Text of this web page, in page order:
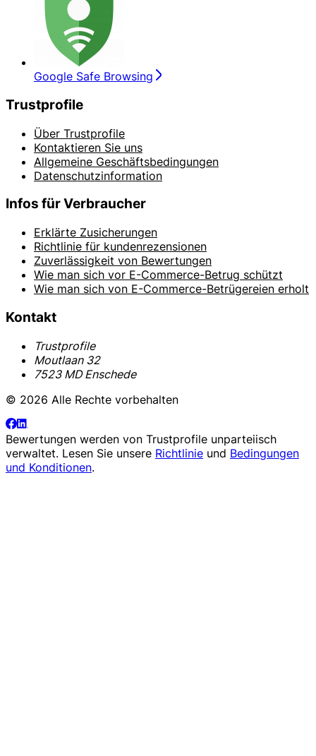
Google Safe Browsing
Trustprofile
Über Trustprofile
Kontaktieren Sie uns
Allgemeine Geschäftsbedingungen
Datenschutzinformation
Infos für Verbraucher
Erklärte Zusicherungen
Richtlinie für kundenrezensionen
Zuverlässigkeit von Bewertungen
Wie man sich vor E-Commerce-Betrug schützt
Wie man sich von E-Commerce-Betrügereien erholt
Kontakt
Trustprofile
Moutlaan 32
7523 MD Enschede
© 2026 Alle Rechte vorbehalten
Bewertungen werden von Trustprofile unparteiisch
verwaltet. Lesen Sie unsere Richtlinie und Bedingungen
und Konditionen.